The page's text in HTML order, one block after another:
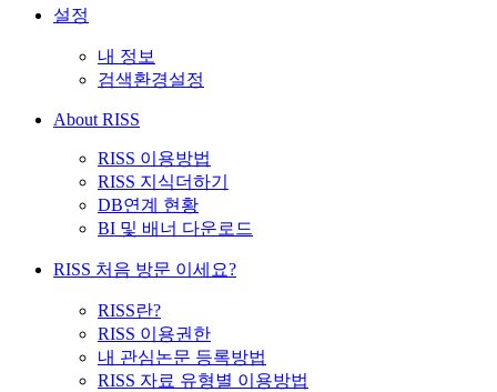
설정
내 정보
검색환경설정
About RISS
RISS 이용방법
RISS 지식더하기
DB연계 현황
BI 및 배너 다운로드
RISS 처음 방문 이세요?
RISS란?
RISS 이용권한
내 관심논문 등록방법
RISS 자료 유형별 이용방법